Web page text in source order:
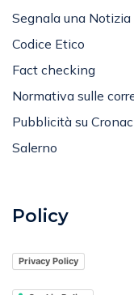
Segnala una Notizia
Codice Etico
Fact checking
Normativa sulle
Pubblicità su
Salerno
Policy
Privacy Policy